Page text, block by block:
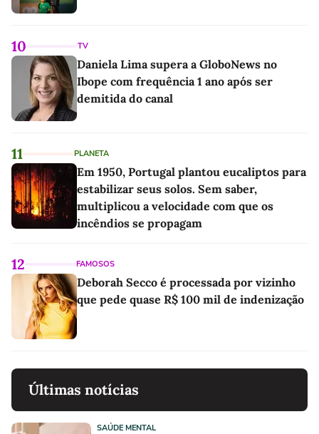
10 TV
Daniela Lima supera a GloboNews no
Ibope com frequência 1 ano após ser
demitida do canal
11 PLANETA
Em 1950, Portugal plantou eucaliptos para
estabilizar seus solos. Sem saber,
multiplicou a velocidade com que os
incêndios se propagam
12 FAMOSOS
Deborah Secco é processada por vizinho
que pede quase R$ 100 mil de indenização
Últimas notícias
SAÚDE MENTAL